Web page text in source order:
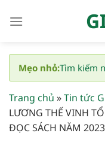
qua
dung
Mẹo nhỏ:Tìm kiếm
Trang chủ »Tin tức
LƯƠNG THẾ VINH
ĐỌC SÁCH NĂM